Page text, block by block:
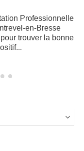
des vieilles
des soft-skills
de
à...